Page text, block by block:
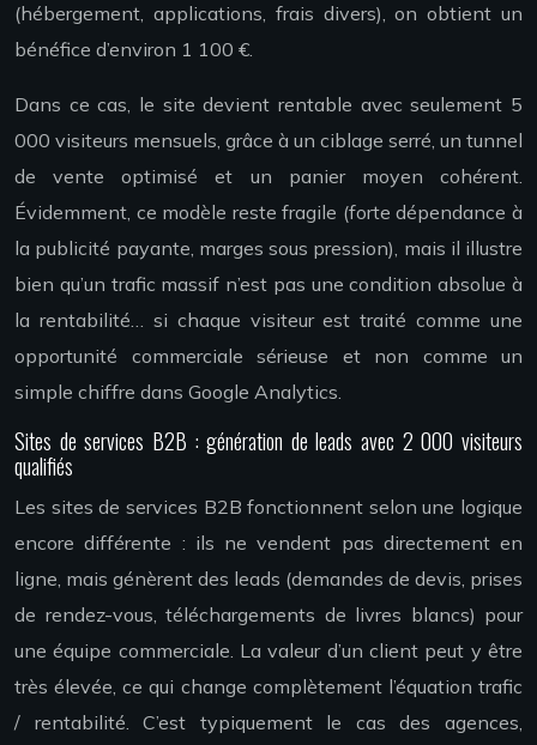
(hébergement, applications, frais divers), on obtient un
bénéfice d’environ 1 100 €.
Dans ce cas, le site devient rentable avec seulement 5
000 visiteurs mensuels, grâce à un ciblage serré, un tunnel
de vente optimisé et un panier moyen cohérent.
Évidemment, ce modèle reste fragile (forte dépendance à
la publicité payante, marges sous pression), mais il illustre
bien qu’un trafic massif n’est pas une condition absolue à
la rentabilité… si chaque visiteur est traité comme une
opportunité commerciale sérieuse et non comme un
simple chiffre dans Google Analytics.
Sites de services B2B : génération de leads avec 2 000 visiteurs
qualifiés
Les sites de services B2B fonctionnent selon une logique
encore différente : ils ne vendent pas directement en
ligne, mais génèrent des leads (demandes de devis, prises
de rendez-vous, téléchargements de livres blancs) pour
une équipe commerciale. La valeur d’un client peut y être
très élevée, ce qui change complètement l’équation trafic
/ rentabilité. C’est typiquement le cas des agences,